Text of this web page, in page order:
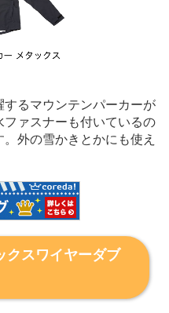
るマウンテンパーカーが
ァスナーも付いているの
外の雪かきとかにも使え
スワイヤーダブ